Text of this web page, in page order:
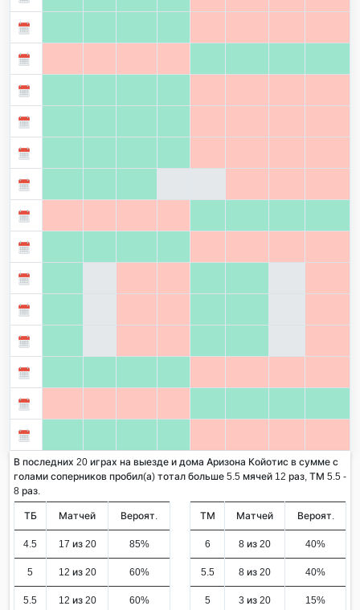
В последних 20 играх на выезде и дома Аризона Койотис в сумме с
голами соперников пробил(а) тотал больше 5.5 мячей 12 раз, ТМ 5.5 -
8 раз.
ТБ Матчей Вероят.
4.5 17 из 20 85%
5 12 из 20 60%
5.5 12 из 20 60%
ТМ Матчей Вероят.
6 8 из 20 40%
5.5 8 из 20 40%
5 3 из 20 15%